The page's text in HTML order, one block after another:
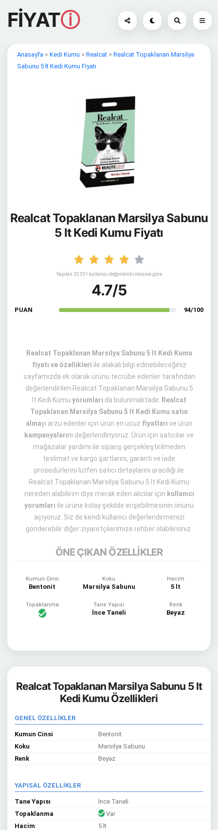
FİYATⓘ
Anasayfa > Kedi Kumu > Realcat > Realcat Topaklanan Marsilya
Sabunu 5 lt Kedi Kumu Fiyatı
Realcat Topaklanan Marsilya Sabunu
5 lt Kedi Kumu Fiyatı
Yapılan 23291 kullanıcı değerlendirmesine göre
4.7/5
PUAN 94/100
Realcat Topaklanan Marsilya Sabunu 5 lt Kedi Kumu
fiyatı ve özellikleri ile alakalı bilgi edinebileceğiniz
sayfamızda ek olarak ürünü tecrübe edenler tarafından
değerlendirilen Realcat Topaklanan Marsilya Sabunu 5
lt Kedi Kumu yorumları da bulunmaktadır. Realcat
Topaklanan Marsilya Sabunu 5 lt Kedi Kumu satın
almayı arzu edenler için ürün en ucuz fiyatları ve ürün
kampanyalarını değerlendiriyoruz. Ürün için satıcılar ve
mağazalar yardımı ile sipariş gerçekleştirilmeden
teslimat ve kargo şartlarını, garanti ve iade
prosedürlerini lütfen satıcı detaylarını aracılığı ile
Realcat Topaklanan Marsilya Sabunu 5 lt Kedi Kumu
nereden alabilirim diye merak eden alıcılar için kullanıcı
yorumları ile ürüne kolay şekilde erişebilmesinin önünü
açıyoruz. Siz de kendi kullanıcı değerlendirmenizi
gönderebilir diğer ziyaretçilerimize rehber olabilirsiniz.
ÖNE ÇIKAN ÖZELLİKLER
Kumun Cinsi
Bentonit
Koku
Marsilya Sabunu
Hacim
5 lt
Topaklanma Tane Yapısı
İnce Taneli
Renk
Beyaz
Realcat Topaklanan Marsilya Sabunu 5 lt
Kedi Kumu Özellikleri
GENEL ÖZELLİKLER
Kumun Cinsi
Bentonit
Koku
Marsilya Sabunu
Renk
Beyaz
YAPISAL ÖZELLİKLER
Tane Yapısı
İnce Taneli
Topaklanma
Var
Hacim
5 lt